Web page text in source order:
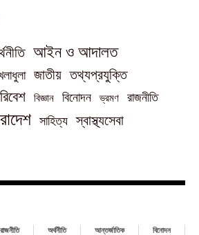
আইন ও আদালত
জাতীয় তথ্যপ্রযুক্তি
বিজ্ঞান বিনোদন ভ্রমণ রাজনীতি
সাহিত্য স্বাস্থ্যসেবা
রাজনীতি অর্থনীতি আন্তর্জাতিক বিনোদন